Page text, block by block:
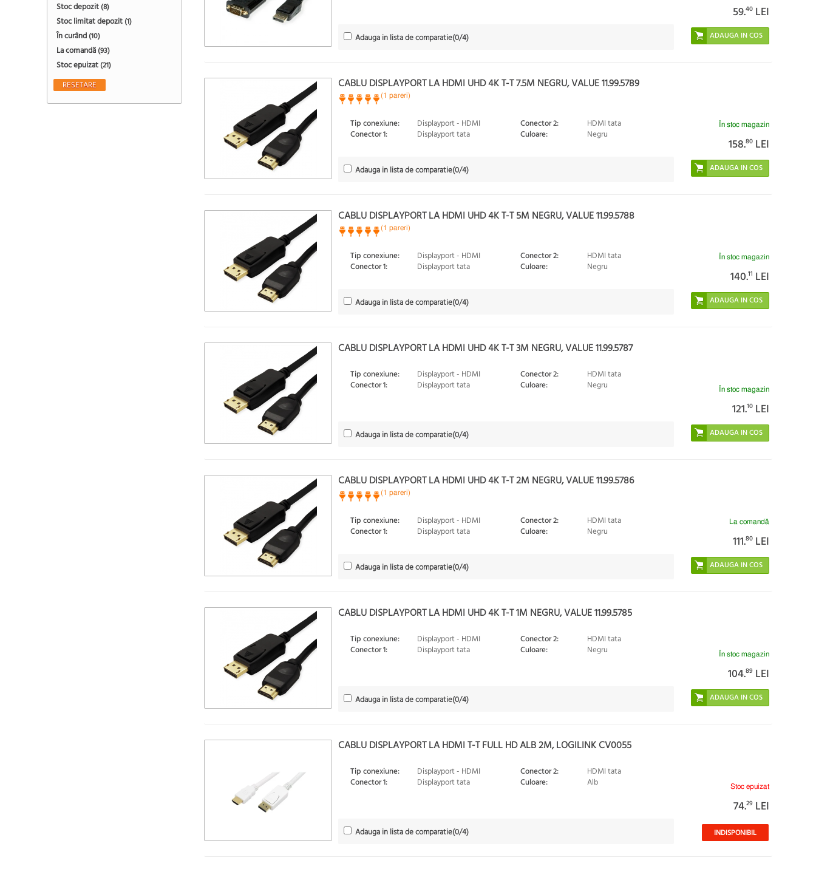
Adauga in lista de comparatie(0/4)
59.40 LEI
CABLU DISPLAYPORT LA HDMI UHD 4K T-T 7.5M NEGRU, VALUE 11.99.5789
(1 pareri)
Tip conexiune:
Displayport - HDMI
Conector 1:
Displayport tata
Conector 2:
HDMI tata
Culoare:
Negru
Adauga in lista de comparatie(0/4)
În stoc magazin
158.80 LEI
CABLU DISPLAYPORT LA HDMI UHD 4K T-T 5M NEGRU, VALUE 11.99.5788
(1 pareri)
Tip conexiune:
Displayport - HDMI
Conector 1:
Displayport tata
Conector 2:
HDMI tata
Culoare:
Negru
Adauga in lista de comparatie(0/4)
În stoc magazin
140.11 LEI
CABLU DISPLAYPORT LA HDMI UHD 4K T-T 3M NEGRU, VALUE 11.99.5787
Tip conexiune:
Displayport - HDMI
Conector 1:
Displayport tata
Conector 2:
HDMI tata
Culoare:
Negru
Adauga in lista de comparatie(0/4)
În stoc magazin
121.10 LEI
CABLU DISPLAYPORT LA HDMI UHD 4K T-T 2M NEGRU, VALUE 11.99.5786
(1 pareri)
Tip conexiune:
Displayport - HDMI
Conector 1:
Displayport tata
Conector 2:
HDMI tata
Culoare:
Negru
Adauga in lista de comparatie(0/4)
La comandă
111.80 LEI
CABLU DISPLAYPORT LA HDMI UHD 4K T-T 1M NEGRU, VALUE 11.99.5785
Tip conexiune:
Displayport - HDMI
Conector 1:
Displayport tata
Conector 2:
HDMI tata
Culoare:
Negru
Adauga in lista de comparatie(0/4)
În stoc magazin
104.89 LEI
CABLU DISPLAYPORT LA HDMI T-T FULL HD ALB 2M, LOGILINK CV0055
Tip conexiune:
Displayport - HDMI
Conector 1:
Displayport tata
Conector 2:
HDMI tata
Culoare:
Alb
Adauga in lista de comparatie(0/4)
Stoc epuizat
74.29 LEI
INDISPONIBIL
Stoc depozit (8)
Stoc limitat depozit (1)
În curând (10)
La comandă (93)
Stoc epuizat (21)
RESETARE